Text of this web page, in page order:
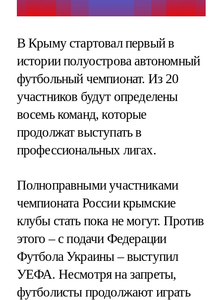
В Крыму стартовал первый в
истории полуострова автономный
футбольный чемпионат. Из 20
участников будут определены
восемь команд, которые
продолжат выступать в
профессиональных лигах.
Полноправными участниками
чемпионата России крымские
клубы стать пока не могут. Против
этого – с подачи Федерации
Футбола Украины – выступил
УЕФА. Несмотря на запреты,
футболисты продолжают играть